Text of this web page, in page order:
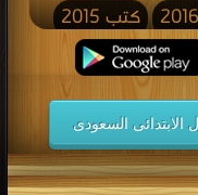
كتب 2015
كتب 2011
كتب 2007
كتب 2003
كتب 1999
السعودى